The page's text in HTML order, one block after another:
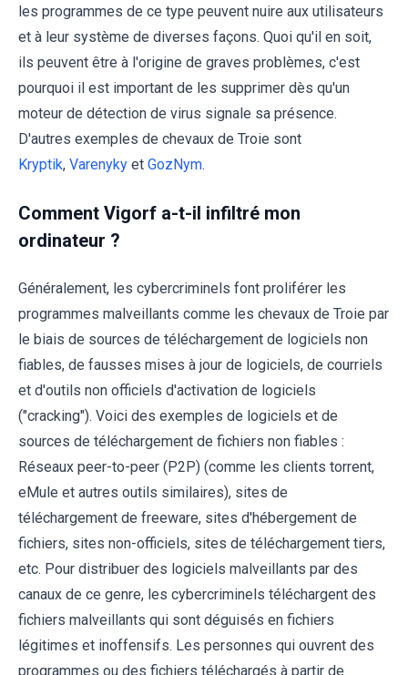
les programmes de ce type peuvent nuire aux utilisateurs
et à leur système de diverses façons. Quoi qu'il en soit,
ils peuvent être à l'origine de graves problèmes, c'est
pourquoi il est important de les supprimer dès qu'un
moteur de détection de virus signale sa présence.
D'autres exemples de chevaux de Troie sont
Kryptik, Varenyky et GozNym.
Comment Vigorf a-t-il infiltré mon
ordinateur ?
Généralement, les cybercriminels font proliférer les
programmes malveillants comme les chevaux de Troie par
le biais de sources de téléchargement de logiciels non
fiables, de fausses mises à jour de logiciels, de courriels
et d'outils non officiels d'activation de logiciels
("cracking"). Voici des exemples de logiciels et de
sources de téléchargement de fichiers non fiables :
Réseaux peer-to-peer (P2P) (comme les clients torrent,
eMule et autres outils similaires), sites de
téléchargement de freeware, sites d'hébergement de
fichiers, sites non-officiels, sites de téléchargement tiers,
etc. Pour distribuer des logiciels malveillants par des
canaux de ce genre, les cybercriminels téléchargent des
fichiers malveillants qui sont déguisés en fichiers
légitimes et inoffensifs. Les personnes qui ouvrent des
programmes ou des fichiers téléchargés à partir de